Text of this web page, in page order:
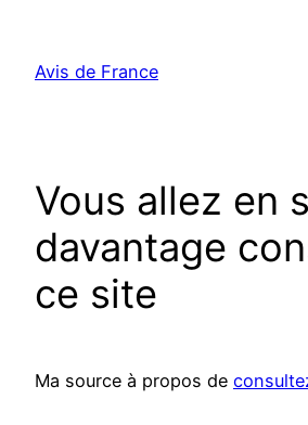
contenu
Avis de France
Vous allez en
davantage
ce site
Ma source à propos de